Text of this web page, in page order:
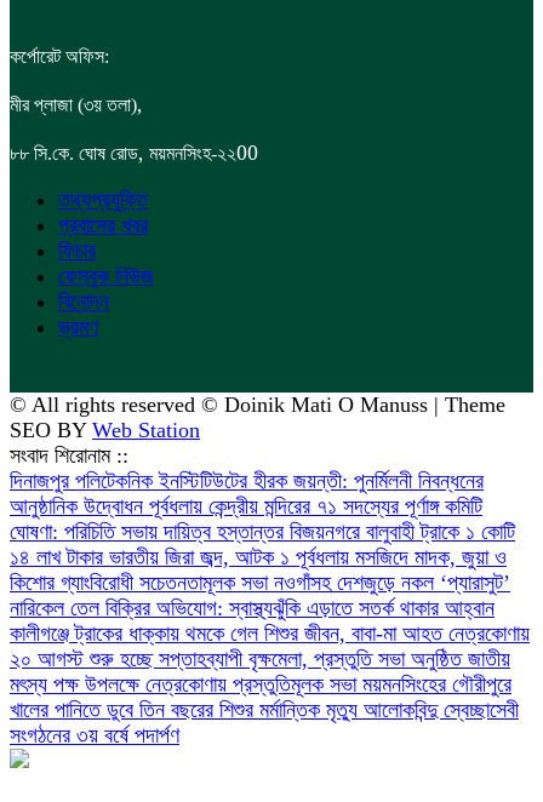
কর্পোরেট অফিস:
মীর প্লাজা (৩য় তলা),
৮৮ সি.কে. ঘোষ রোড, ময়মনসিংহ-২২00
তথ্যপ্রযুক্তি
প্রবাসের খবর
ফিচার
ফেসবুক নিউজ
বিনোদন
ভ্রমণ
© All rights reserved © Doinik Mati O Manuss | Theme
SEO BY Web Station
সংবাদ শিরোনাম ::
দিনাজপুর পলিটেকনিক ইনস্টিটিউটের হীরক জয়ন্তী: পুনর্মিলনী নিবন্ধনের
আনুষ্ঠানিক উদ্বোধন পূর্বধলায় কেন্দ্রীয় মন্দিরের ৭১ সদস্যের পূর্ণাঙ্গ কমিটি
ঘোষণা: পরিচিতি সভায় দায়িত্ব হস্তান্তর বিজয়নগরে বালুবাহী ট্রাকে ১ কোটি
১৪ লাখ টাকার ভারতীয় জিরা জব্দ, আটক ১ পূর্বধলায় মসজিদে মাদক, জুয়া ও
কিশোর গ্যাংবিরোধী সচেতনতামূলক সভা নওগাঁসহ দেশজুড়ে নকল ‘প্যারাসুট’
নারিকেল তেল বিক্রির অভিযোগ: স্বাস্থ্যঝুঁকি এড়াতে সতর্ক থাকার আহ্বান
কালীগঞ্জে ট্রাকের ধাক্কায় থমকে গেল শিশুর জীবন, বাবা-মা আহত নেত্রকোণায়
২০ আগস্ট শুরু হচ্ছে সপ্তাহব্যাপী বৃক্ষমেলা, প্রস্তুতি সভা অনুষ্ঠিত জাতীয়
মৎস্য পক্ষ উপলক্ষে নেত্রকোণায় প্রস্তুতিমূলক সভা ময়মনসিংহের গৌরীপুরে
খালের পানিতে ডুবে তিন বছরের শিশুর মর্মান্তিক মৃত্যু আলোকবিন্দু স্বেচ্ছাসেবী
সংগঠনের ৩য় বর্ষে পদার্পণ